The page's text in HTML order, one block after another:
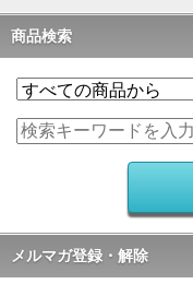
商品検索
メルマガ登録・解除